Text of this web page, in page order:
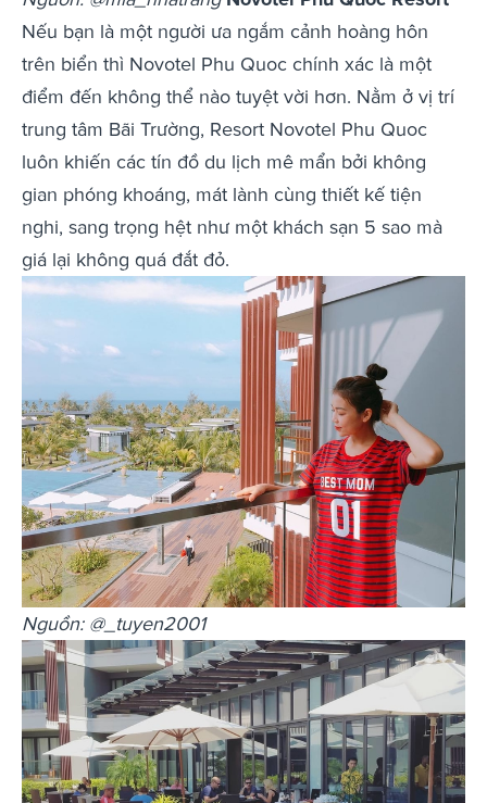
Nếu bạn là một người ưa ngắm cảnh hoàng hôn
trên biển thì Novotel Phu Quoc chính xác là một
điểm đến không thể nào tuyệt vời hơn. Nằm ở vị trí
trung tâm Bãi Trường, Resort Novotel Phu Quoc
luôn khiến các tín đồ du lịch mê mẩn bởi không
gian phóng khoáng, mát lành cùng thiết kế tiện
nghi, sang trọng hệt như một khách sạn 5 sao mà
giá lại không quá đắt đỏ.
Nguồn: @_tuyen2001